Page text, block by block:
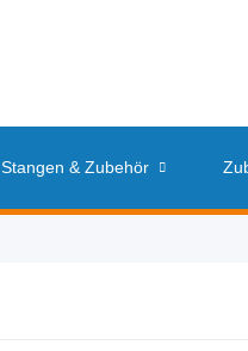
Stangen & Zubehör